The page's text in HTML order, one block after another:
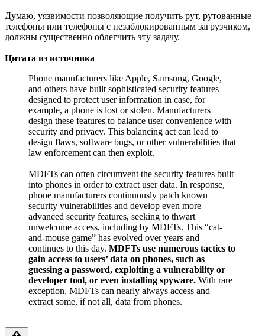
Думаю, уязвимости позволяющие получить рут, рутованные
телефоны или телефоны с незаблокированным загрузчиком,
должны существенно облегчить эту задачу.
Цитата из источника
Phone manufacturers like Apple, Samsung, Google,
and others have built sophisticated security features
designed to protect user information in case, for
example, a phone is lost or stolen. Manufacturers
design these features to balance user convenience with
security and privacy. This balancing act can lead to
design flaws, software bugs, or other vulnerabilities that
law enforcement can then exploit.
MDFTs can often circumvent the security features built
into phones in order to extract user data. In response,
phone manufacturers continuously patch known
security vulnerabilities and develop even more
advanced security features, seeking to thwart
unwelcome access, including by MDFTs. This “cat-
and-mouse game” has evolved over years and
continues to this day. MDFTs use numerous tactics to
gain access to users’ data on phones, such as
guessing a password, exploiting a vulnerability or
developer tool, or even installing spyware. With rare
exception, MDFTs can nearly always access and
extract some, if not all, data from phones.